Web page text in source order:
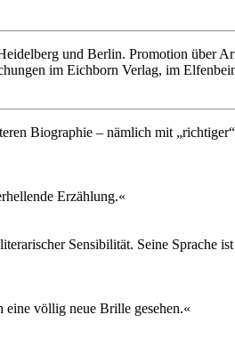
und Berlin. Promotion über
im Eichborn Verlag, im
Biographie – nämlich mit
Erzählung.«
Sensibilität. Seine Sprache
eine völlig neue Brille gesehen.«